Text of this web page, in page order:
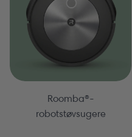
Roomba®-
robotstøvsugere